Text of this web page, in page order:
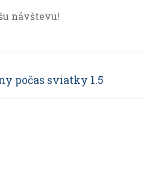
návštevu!
počas sviatky 1.5